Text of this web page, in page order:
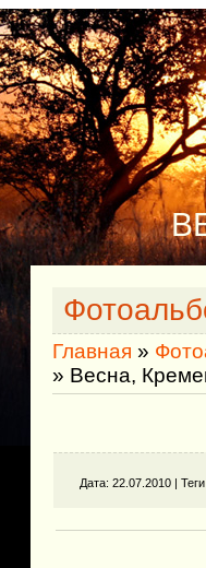
Главная »
» Весна,
Дата: 22.07.2010 | Теги